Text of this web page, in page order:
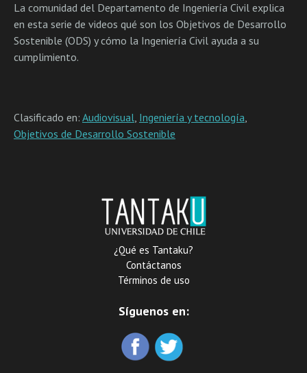
La comunidad del Departamento de Ingeniería Civil explica
en esta serie de videos qué son los Objetivos de Desarrollo
Sostenible (ODS) y cómo la Ingeniería Civil ayuda a su
cumplimiento.
Clasificado en: Audiovisual, Ingeniería y tecnología,
Objetivos de Desarrollo Sostenible
¿Qué es Tantaku?
Contáctanos
Términos de uso
Síguenos en: